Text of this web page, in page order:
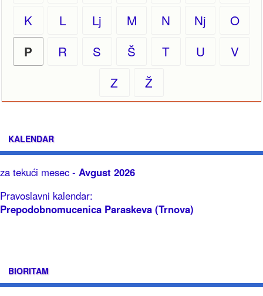
K
L Lj M N Nj O
P R S Š T U
V
Z
Ž
KALENDAR
za tekući mesec - Avgust 2026
Pravoslavni kalendar:
Prepodobnomucenica Paraskeva (Trnova)
BIORITAM